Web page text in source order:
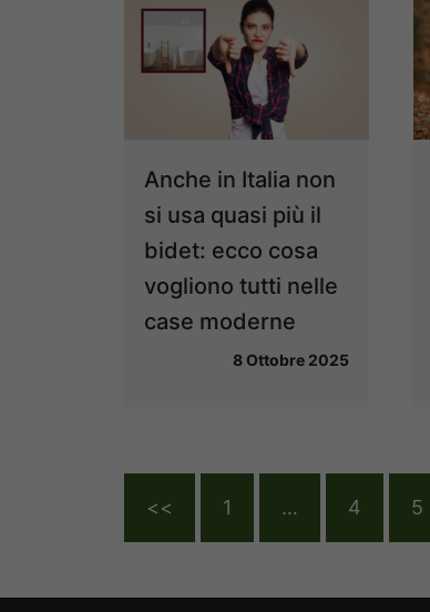
Anche in Italia non
si usa quasi più il
bidet: ecco cosa
vogliono tutti nelle
case moderne
8 Ottobre 2025
<< 1 … 4 5